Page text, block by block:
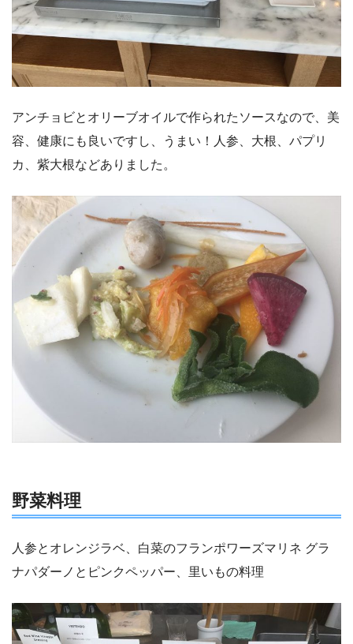
アンチョビとオリーブオイルで作られたソースなので、美
容、健康にも良いですし、うまい！人参、大根、パプリ
カ、紫大根などありました。
野菜料理
人参とオレンジラベ、白菜のフランポワーズマリネ グラ
ナパダーノとピンクペッパー、里いもの料理